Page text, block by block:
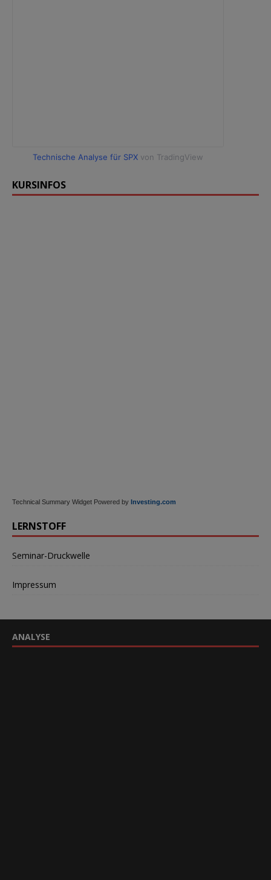
Technische Analyse für SPX von TradingView
KURSINFOS
Technical Summary Widget Powered by Investing.com
LERNSTOFF
Seminar-Druckwelle
Impressum
ANALYSE